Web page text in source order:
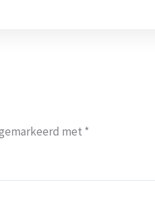
met *